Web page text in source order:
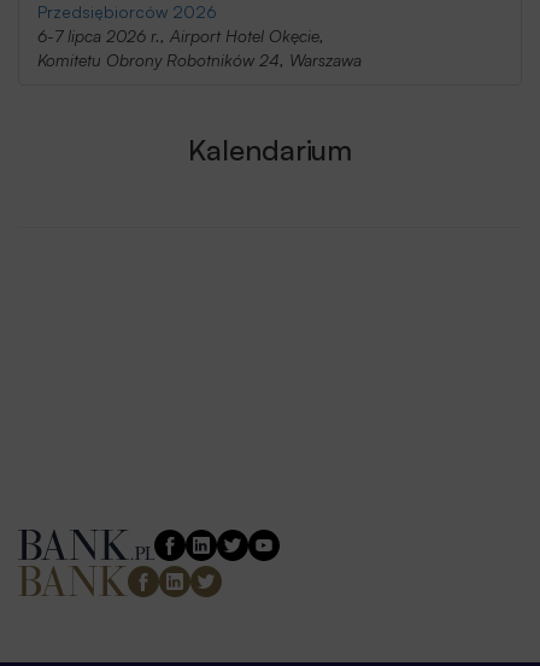
Przedsiębiorców 2026
6-7 lipca 2026 r., Airport Hotel Okęcie,
Komitetu Obrony Robotników 24, Warszawa
Kalendarium